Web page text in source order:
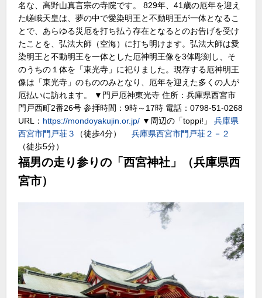
名な、高野山真言宗の寺院です。 829年、41歳の厄年を迎え
た嵯峨天皇は、夢の中で愛染明王と不動明王が一体となるこ
とで、あらゆる災厄を打ち払う存在となるとのお告げを受け
たことを、弘法大師（空海）に打ち明けます。弘法大師は愛
染明王と不動明王を一体とした厄神明王像を3体彫刻し、そ
のうちの１体を「東光寺」に祀りました。現存する厄神明王
像は「東光寺」のもののみとなり、厄年を迎えた多くの人が
厄払いに訪れます。 ▼門戸厄神東光寺 住所：兵庫県西宮市
門戸西町2番26号 参拝時間：9時～17時 電話：0798-51-0268
URL： https://mondoyakujin.or.jp/ ▼周辺の「toppi!」兵庫県
西宮市門戸荘３
（徒歩4分）兵庫県西宮市門戸荘２－２
（徒歩5分）
福男の走り参りの「西宮神社」（兵庫県西
宮市）